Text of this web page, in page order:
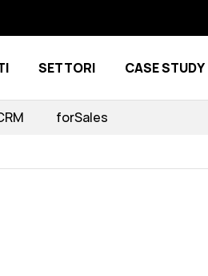
Show submenu for Prodotti
SETTORI CASE STUDY
forSales